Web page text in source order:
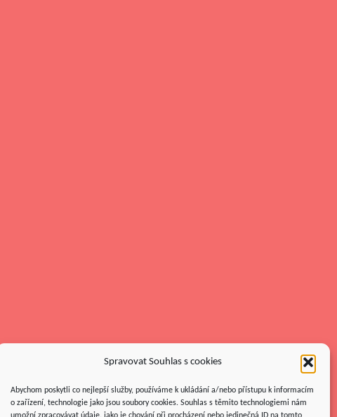
Spravovat Souhlas s cookies
Abychom poskytli co nejlepší služby, používáme k ukládání a/nebo přístupu k informacím
o zařízení, technologie jako jsou soubory cookies. Souhlas s těmito technologiemi nám